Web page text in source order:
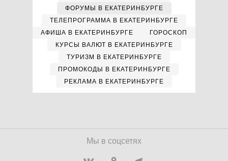
ФОРУМЫ В ЕКАТЕРИНБУРГЕ
ТЕЛЕПРОГРАММА В ЕКАТЕРИНБУРГЕ
АФИША В ЕКАТЕРИНБУРГЕ
ГОРОСКОП
КУРСЫ ВАЛЮТ В ЕКАТЕРИНБУРГЕ
ТУРИЗМ В ЕКАТЕРИНБУРГЕ
ПРОМОКОДЫ В ЕКАТЕРИНБУРГЕ
РЕКЛАМА В ЕКАТЕРИНБУРГЕ
Мы в соцсетях